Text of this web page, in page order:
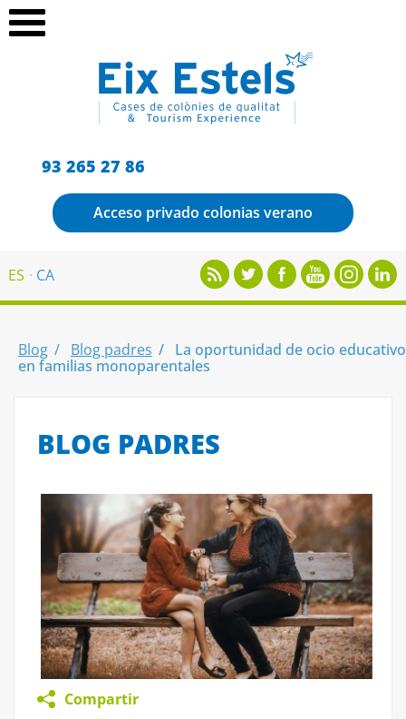
93 265 27 86
Acceso privado colonias verano
ES CA
Blog Blog padres
La oportunidad de ocio educativo
en familias monoparentales
BLOG PADRES
Compartir